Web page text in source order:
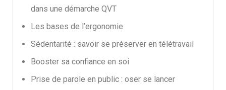
dans une démarche QVT
Les bases de l’ergonomie
Sédentarité : savoir se préserver en télétravail
Booster sa confiance en soi
Prise de parole en public : oser se lancer